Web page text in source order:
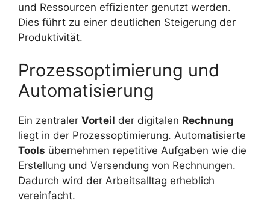
und Ressourcen effizienter genutzt werden.
Dies führt zu einer deutlichen Steigerung der
Produktivität.
Prozessoptimierung und
Automatisierung
Ein zentraler Vorteil der digitalen Rechnung
liegt in der Prozessoptimierung. Automatisierte
Tools übernehmen repetitive Aufgaben wie die
Erstellung und Versendung von Rechnungen.
Dadurch wird der Arbeitsalltag erheblich
vereinfacht.